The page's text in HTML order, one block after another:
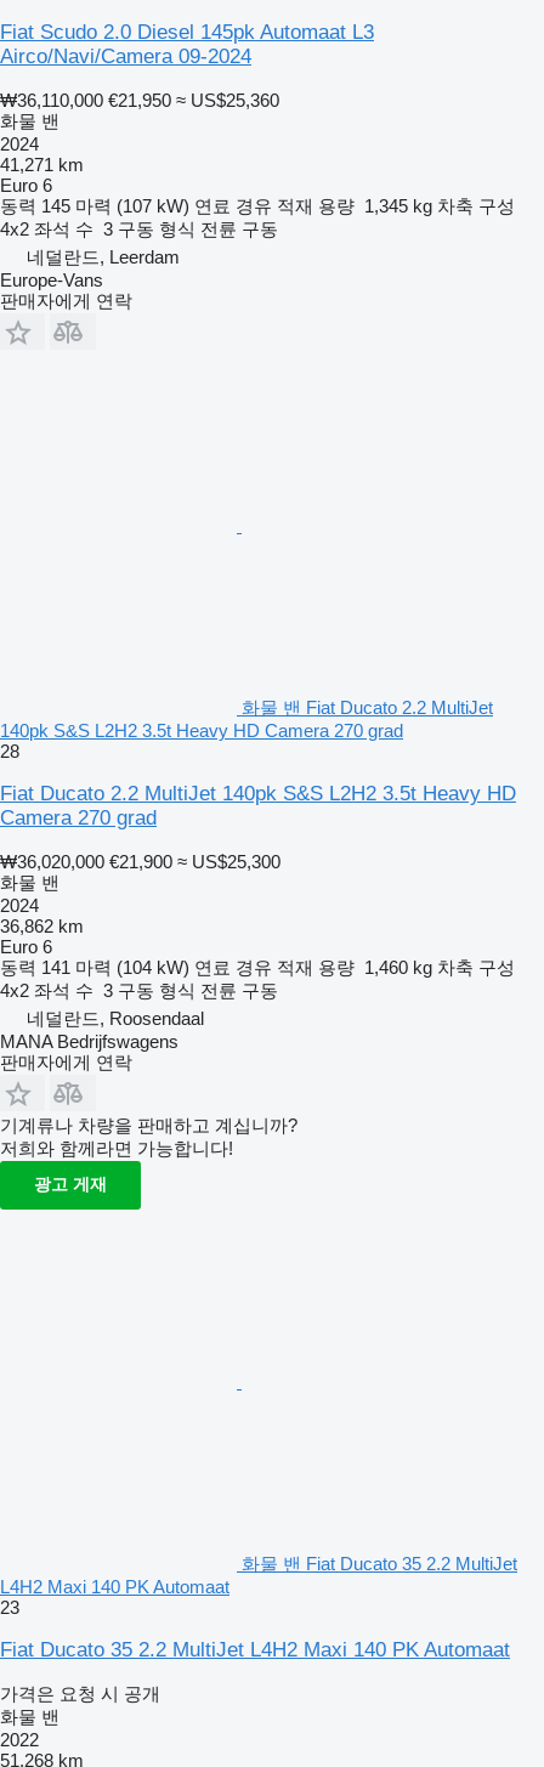
Fiat Scudo 2.0 Diesel 145pk Automaat L3
Airco/Navi/Camera 09-2024
₩36,110,000 €21,950 ≈ US$25,360
화물 밴
2024
41,271 km
Euro 6
동력 145 마력 (107 kW) 연료 경유 적재 용량 1,345 kg 차축 구성
4x2 좌석 수 3 구동 형식 전륜 구동
네덜란드, Leerdam
Europe-Vans
판매자에게 연락
화물 밴 Fiat Ducato 2.2 MultiJet
140pk S&S L2H2 3.5t Heavy HD Camera 270 grad
28
Fiat Ducato 2.2 MultiJet 140pk S&S L2H2 3.5t Heavy HD
Camera 270 grad
₩36,020,000 €21,900 ≈ US$25,300
화물 밴
2024
36,862 km
Euro 6
동력 141 마력 (104 kW) 연료 경유 적재 용량 1,460 kg 차축 구성
4x2 좌석 수 3 구동 형식 전륜 구동
네덜란드, Roosendaal
MANA Bedrijfswagens
판매자에게 연락
기계류나 차량을 판매하고 계십니까?
저희와 함께라면 가능합니다!
광고 게재
화물 밴 Fiat Ducato 35 2.2 MultiJet
L4H2 Maxi 140 PK Automaat
23
Fiat Ducato 35 2.2 MultiJet L4H2 Maxi 140 PK Automaat
가격은 요청 시 공개
화물 밴
2022
51,268 km